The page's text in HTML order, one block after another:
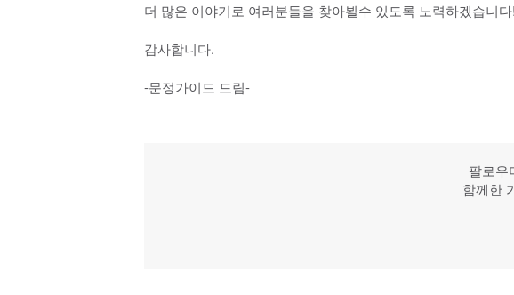
더 많은 이야기로 여러분들을 찾아뵐수 있도록 노력하겠습니다!
감사합니다.
-문정가이드 드림-
팔로우
함께한